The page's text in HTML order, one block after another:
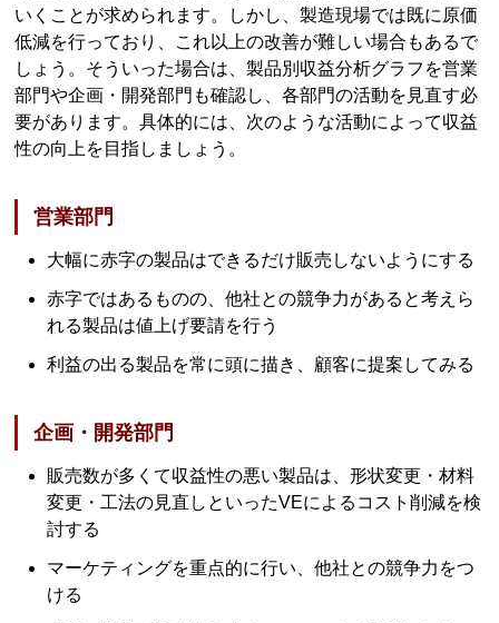
いくことが求められます。しかし、製造現場では既に原価
低減を行っており、これ以上の改善が難しい場合もあるで
しょう。そういった場合は、製品別収益分析グラフを営業
部門や企画・開発部門も確認し、各部門の活動を見直す必
要があります。具体的には、次のような活動によって収益
性の向上を目指しましょう。
営業部門
大幅に赤字の製品はできるだけ販売しないようにする
赤字ではあるものの、他社との競争力があると考えら
れる製品は値上げ要請を行う
利益の出る製品を常に頭に描き、顧客に提案してみる
企画・開発部門
販売数が多くて収益性の悪い製品は、形状変更・材料
変更・工法の見直しといったVEによるコスト削減を検
討する
マーケティングを重点的に行い、他社との競争力をつ
ける